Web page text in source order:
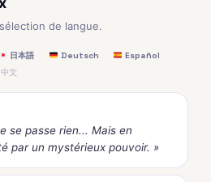
de langue.
日本語 Deutsch
Español
中文
se passe rien... Mais en
par un mystérieux pouvoir. »